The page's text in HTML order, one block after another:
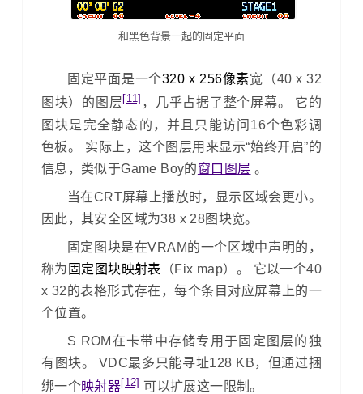
和黑色背景一起的固定平面
固定平面是一个320 x 256像素宽（40 x 32
图块）的图层 [11] ，几乎占据了整个屏幕。 它的
图块是完全静态的，并且只能访问16个色彩调
色板。 实际上，这个图层用来显示“始终开启”的
信息，类似于Game Boy的窗口图层 。
当在CRT屏幕上播放时，显示区域会更小。
因此，其安全区域为38 x 28图块宽。
固定图块是在VRAM的一个区域中声明的，
称为 固定图块映射表
（Fix map）。 它以一个40
x 32的表格形式存在，每个条目对应屏幕上的一
个位置。
S ROM在卡带中存储专用于固定图层的独
有图块。 VDC最多只能寻址128 KB，但通过捆
绑一个映射器[12] 可以扩展这一限制。